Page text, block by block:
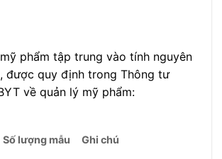
phẩm tập trung vào tính nguyên
được quy định trong Thông tư
về quản lý mỹ phẩm:
Số lượng mẫu Ghi chú